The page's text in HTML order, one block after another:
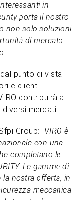
in
porta il nostro
non solo soluzioni
di mercato
."
punto di vista
e clienti
contribuirà a
mercati.
Group: "VIRO è
con una
completano le
Le gamme di
nostra offerta, in
meccanica